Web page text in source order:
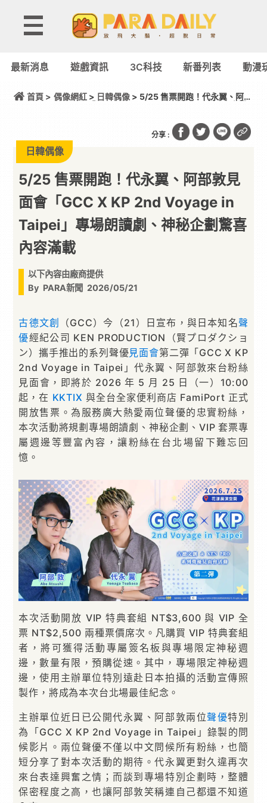
最新消息 遊戲資訊 3C科技 新番列表 動漫
首頁 > 偶像網紅> 日韓偶像 > 5/25 售票開跑！代永翼、阿部
分享 :
日韓偶像
5/25 售票開跑！代永翼、阿部敦見
面會「GCC X KP 2nd Voyage in
Taipei」專場朗讀劇、神秘企劃驚喜
內容滿載
以下內容由廠商提供
By PARA新聞 2026/05/21
古德文創 （GCC）今（21）日宣布，與日本知名聲
優經紀公司 KEN PRODUCTION（賢プロダクショ
ン）攜手推出的系列聲優見面會第二彈「GCC X KP
2nd Voyage in Taipei」代永翼、阿部敦來台粉絲
見面會，即將於 2026 年 5 月 25 日（一）10:00
起，在 KKTIX 與全台全家便利商店 FamiPort 正式
開放售票。為服務廣大熱愛兩位聲優的忠實粉絲，
本次活動將規劃專場朗讀劇、神秘企劃、VIP 套票專
屬週邊等豐富內容，讓粉絲在台北場留下難忘回
憶。
本次活動開放 VIP 特典套組 NT$3,600 與 VIP 全
票 NT$2,500 兩種票價席次。凡購買 VIP 特典套組
者，將可獲得活動專屬簽名板與專場限定神秘週
邊，數量有限，預購從速。其中，專場限定神秘週
邊，使用主辦單位特別遠赴日本拍攝的活動宣傳照
製作，將成為本次台北場最佳紀念。
主辦單位近日已公開代永翼、阿部敦兩位聲優特別
為「GCC X KP 2nd Voyage in Taipei」錄製的問
候影片。兩位聲優不僅以中文問候所有粉絲，也簡
短分享了對本次活動的期待。代永翼更對久違再次
來台表達興奮之情；而談到專場特別企劃時，整體
保密程度之高，也讓阿部敦笑稱連自己都還不知道